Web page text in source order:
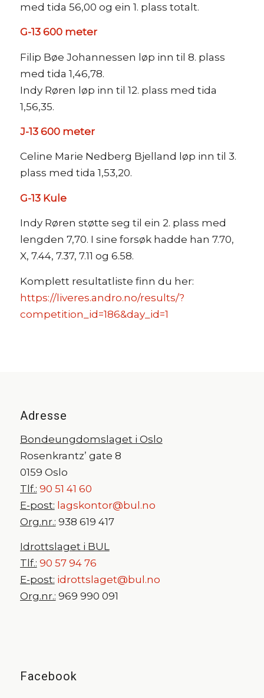
med tida 56,00 og ein 1. plass totalt.
G-13 600 meter
Filip Bøe Johannessen løp inn til 8. plass
med tida 1,46,78.
Indy Røren løp inn til 12. plass med tida
1,56,35.
J-13 600 meter
Celine Marie Nedberg Bjelland løp inn til 3.
plass med tida 1,53,20.
G-13 Kule
Indy Røren støtte seg til ein 2. plass med
lengden 7,70. I sine forsøk hadde han 7.70,
X, 7.44, 7.37, 7.11 og 6.58.
Komplett resultatliste finn du her:
https://liveres.andro.no/results/?
competition_id=186&day_id=1
Adresse
Bondeungdomslaget i Oslo
Rosenkrantz’ gate 8
0159 Oslo
Tlf.: 90 51 41 60
E-post: lagskontor@bul.no
Org.nr.: 938 619 417
Idrottslaget i BUL
Tlf.: 90 57 94 76
E-post: idrottslaget@bul.no
Org.nr.: 969 990 091
Facebook